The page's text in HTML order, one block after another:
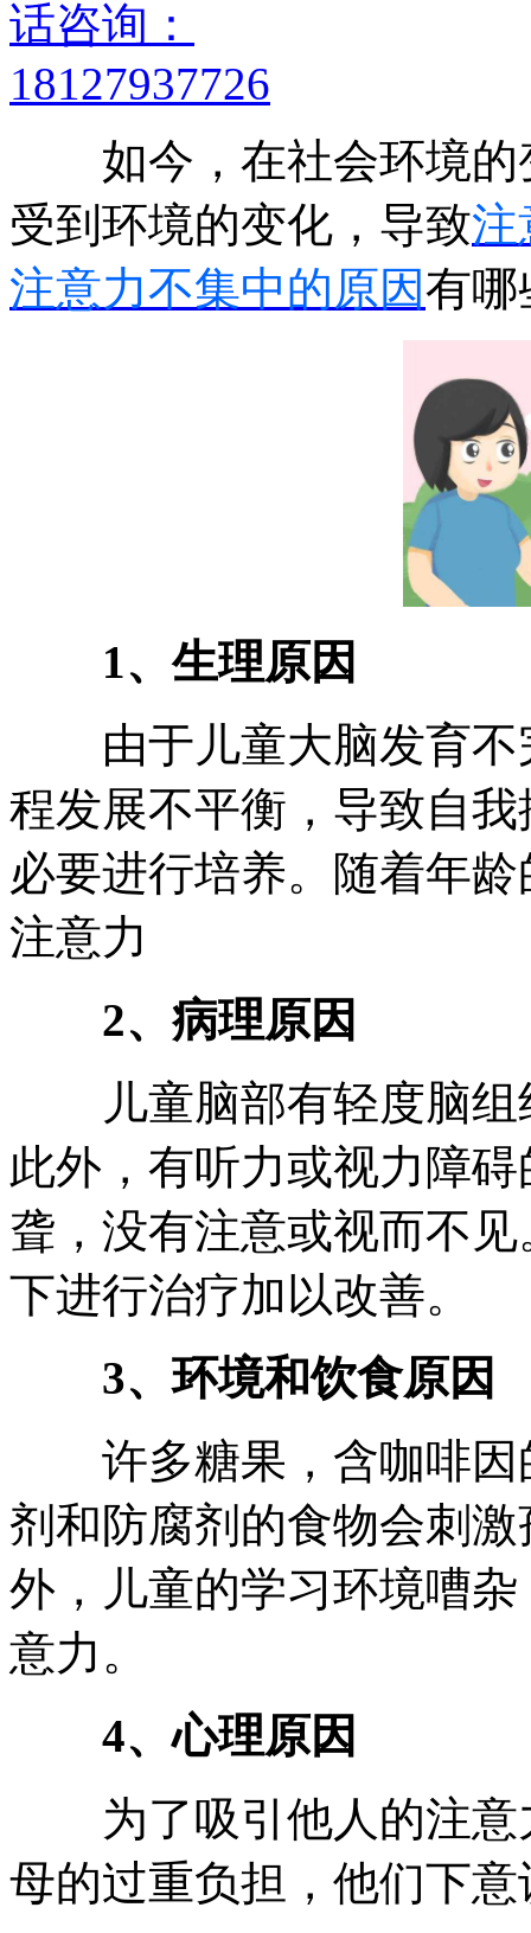
如今，在社会环境的
受到环境的变化，导致注
注意力不集中的原因有哪
1、生理原因
由于儿童大脑发育不
程发展不平衡，导致自
必要进行培养。随着年
注意力
2、病理原因
儿童脑部有轻度脑组
此外，有听力或视力障
聋，没有注意或视而不
下进行治疗加以改善。
3、环境和饮食原因
许多糖果，含咖啡因
剂和防腐剂的食物会刺
外，儿童的学习环境嘈
意力。
4、心理原因
为了吸引他人的注意
母的过重负担，他们下